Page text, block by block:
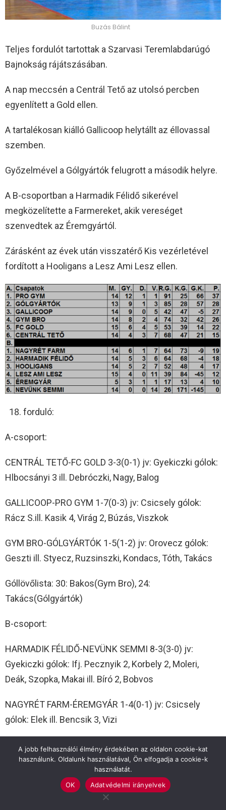
Buzás Bálint
Teljes fordulót tartottak a Szarvasi Teremlabdarúgó
Bajnokság rájátszásában.
A nap meccsén a Centrál Tető az utolsó percben
egyenlített a Gold ellen.
A tartalékosan kiálló Gallicoop helytállt az éllovassal
szemben.
Győzelmével a Gólgyártók felugrott a második helyre.
A B-csoportban a Harmadik Félidő sikerével
megközelítette a Farmereket, akik vereséget
szenvedtek az Éremgyártól.
Zárásként az évek után visszatérő Kis vezérletével
fordított a Hooligans a Lesz Ami Lesz ellen.
forduló:
A-csoport:
CENTRÁL TETŐ-FC GOLD 3-3(0-1) jv: Gyekiczki gólok:
Hlbocsányi 3 ill. Debróczki, Nagy, Balog
GALLICOOP-PRO GYM 1-7(0-3) jv: Csicsely gólok:
Rácz S.ill. Kasik 4, Virág 2, Búzás, Viszkok
GYM BRO-GÓLGYÁRTÓK 1-5(1-2) jv: Orovecz gólok:
Geszti ill. Styecz, Ruzsinszki, Kondacs, Tóth, Takács
Góllövőlista: 30: Bakos(Gym Bro), 24:
Takács(Gólgyártók)
B-csoport:
HARMADIK FÉLIDŐ-NEVÜNK SEMMI 8-3(3-0) jv:
Gyekiczki gólok: Ifj. Pecznyik 2, Korbely 2, Moleri,
Deák, Szopka, Makai ill. Bíró 2, Bobvos
NAGYRÉT FARM-ÉREMGYÁR 1-4(0-1) jv: Csicsely
gólok: Elek ill. Bencsik 3, Vizi
HOOLIGANS-LESZ AMI LESZ 7-2(1-2) jv: Orovecz
gólok: Kis 5, Légrádi, Bákai ill. Vaskor, Pataki
Góllövőlista: 19: Makai(Harmadik Félidő)
A jobb felhasználói élmény érdekében az oldalon cookie-kat
használunk. Oldalunk használatával, Ön elfogadja a cookie-k
használatát.
OK
Adatvédelmi irányelvek